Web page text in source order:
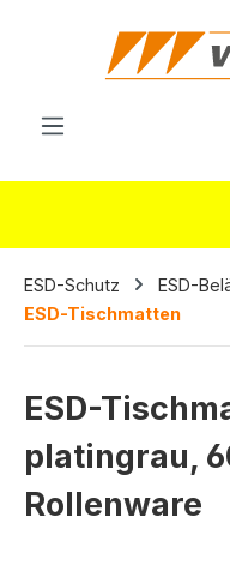
springen
ESD-Schutz
ESD-
ESD-Tischmatten
ESD-
platingrau,
Rollenware